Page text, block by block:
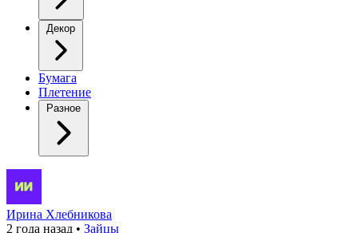
Декор
Бумага
Плетение
Разное
Зайчик
«Крошка
Ирина Хлебникова
2 года назад • Зайцы